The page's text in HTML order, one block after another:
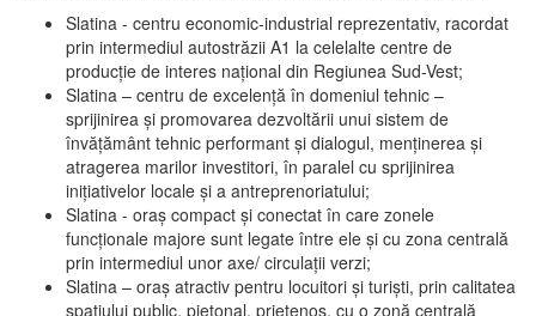
Slatina - centru economic-industrial reprezentativ, racordat
prin intermediul autostrăzii A1 la celelalte centre de
producţie de interes naţional din Regiunea Sud-Vest;
Slatina – centru de excelenţă în domeniul tehnic –
sprijinirea şi promovarea dezvoltării unui sistem de
învăţământ tehnic performant şi dialogul, menţinerea şi
atragerea marilor investitori, în paralel cu sprijinirea
iniţiativelor locale şi a antreprenoriatului;
Slatina - oraş compact şi conectat în care zonele
funcţionale majore sunt legate între ele şi cu zona centrală
prin intermediul unor axe/ circulații verzi;
Slatina – oraş atractiv pentru locuitori şi turişti, prin calitatea
spaţiului public, pietonal, prietenos, cu o zonă centrală